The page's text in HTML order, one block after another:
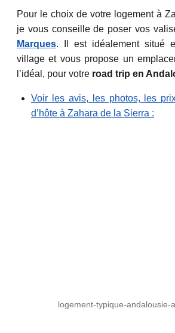
Pour le choix de votre logement à
je vous conseille de poser vos
Marques. Il est idéalement situé
village et vous propose un
l’idéal, pour votre road trip en
Voir les avis, les photos, les
d’hôte à Zahara de la Sierra :
logement-typique-andalousie-